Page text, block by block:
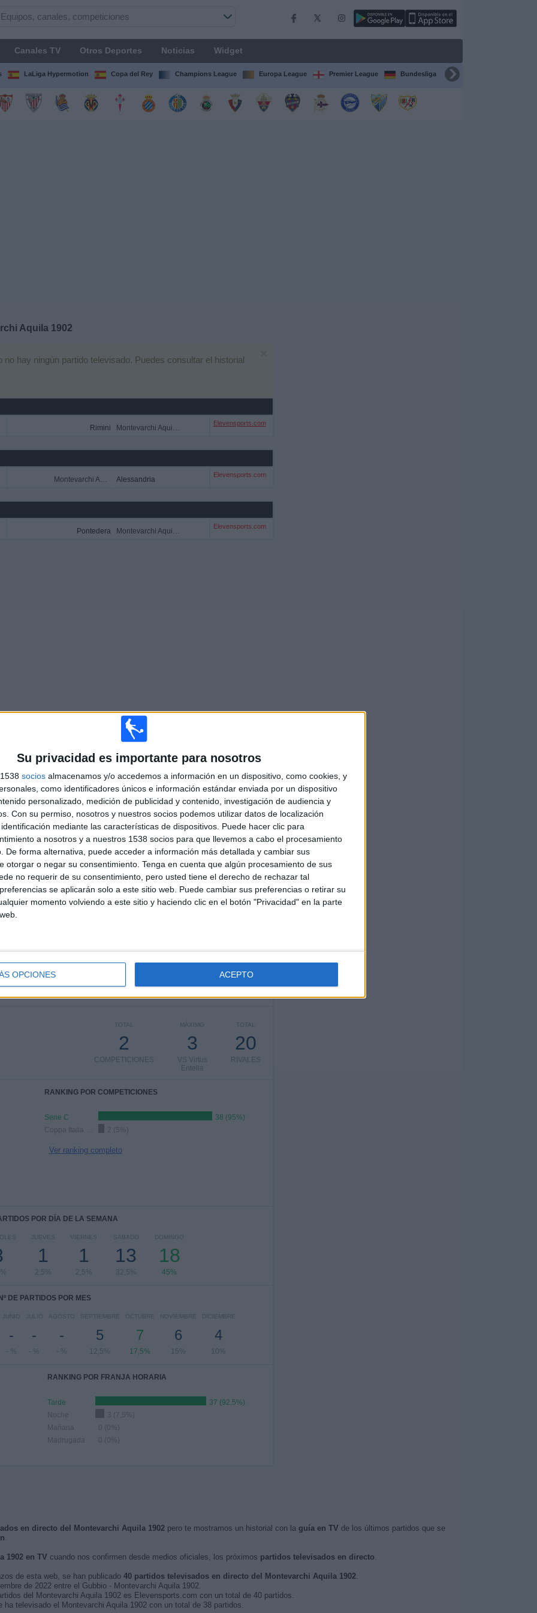
Su privacidad es importante para nosotros
socios almacenamos y/o accedemos a información en un dispositivo, como cookies, y
como identificadores únicos e información estándar enviada por un dispositivo
personalizado, medición de publicidad y contenido, investigación de audiencia y
Con su permiso, nosotros y nuestros socios podemos utilizar datos de localización
mediante las características de dispositivos. Puede hacer clic para
a nosotros y a nuestros 1538 socios para que llevemos a cabo el procesamiento
De forma alternativa, puede acceder a información más detallada y cambiar sus
otorgar o negar su consentimiento. Tenga en cuenta que algún procesamiento de sus
no requerir de su consentimiento, pero usted tiene el derecho de rechazar tal
se aplicarán solo a este sitio web. Puede cambiar sus preferencias o retirar su
momento volviendo a este sitio y haciendo clic en el botón "Privacidad" en la parte
OPCIONES ACEPTO
Canales TV Otros Deportes Noticias Widget
LaLiga Hypermotion Copa del Rey Champions League Europa League Premier League Bundesliga Supercopa de España
Aquila 1902
no hay ningún partido televisado. Puedes consultar el historial
Rimini Montevarchi Aquila 1902
Elevensports.com
Montevarchi Aquila 1902 Alessandria
Elevensports.com
Pontedera Montevarchi Aquila 1902
Elevensports.com
AQUILA 1902 EN TELEVISIÓN EN ESPAÑA
los datos estadísticos de cuándo y dónde se televisan los partidos deFútboldel
04/09/2022 , podemos dar los siguientes datos:
ÚLTIMO PARTIDO EN ABIERTO
Rimini - Montevarchi Aquila 1902
23/04/2023 Serie C por Elevensports.com
2
CANALES TV
1201
0
TOTAL
20
RIVALES
MÁXIMO
3
VS Virtus
Entella
TOTAL
2
COMPETICIONES
RANKING POR COMPETICIONES
Serie C
38 (95%)
2 (5%)
Ver ranking completo
POR DÍA DE LA SEMANA
JUEVES
1
2,5%
VIERNES
1
2,5%
SÁBADO
13
32,5%
DOMINGO
18
45%
Nº DE PARTIDOS POR MES
JUNIO
-
- %
JULIO
-
- %
AGOSTO
-
- %
SEPTIEMBRE
5
12,5%
OCTUBRE
7
17,5%
NOVIEMBRE
6
15%
DICIEMBRE
4
10%
RANKING POR FRANJA HORARIA
Tarde
37 (92,5%)
Noche
3 (7,5%)
Mañana
0 (0%)
Madrugada
0 (0%)
en directo del Montevarchi Aquila 1902pero te mostramos un historial con la guía en TV de los últimos partidos que se
.
1902 en TV cuando nos confirmen desde medios oficiales, los próximos partidos televisados en directo.
de esta web, se han publicado 40 partidos televisados en directo del Montevarchi Aquila 1902.
de 2022 entre el Gubbio - Montevarchi Aquila 1902.
del Montevarchi Aquila 1902 es Elevensports.com con un total de 40 partidos.
televisado el Montevarchi Aquila 1902 con un total de 38 partidos.